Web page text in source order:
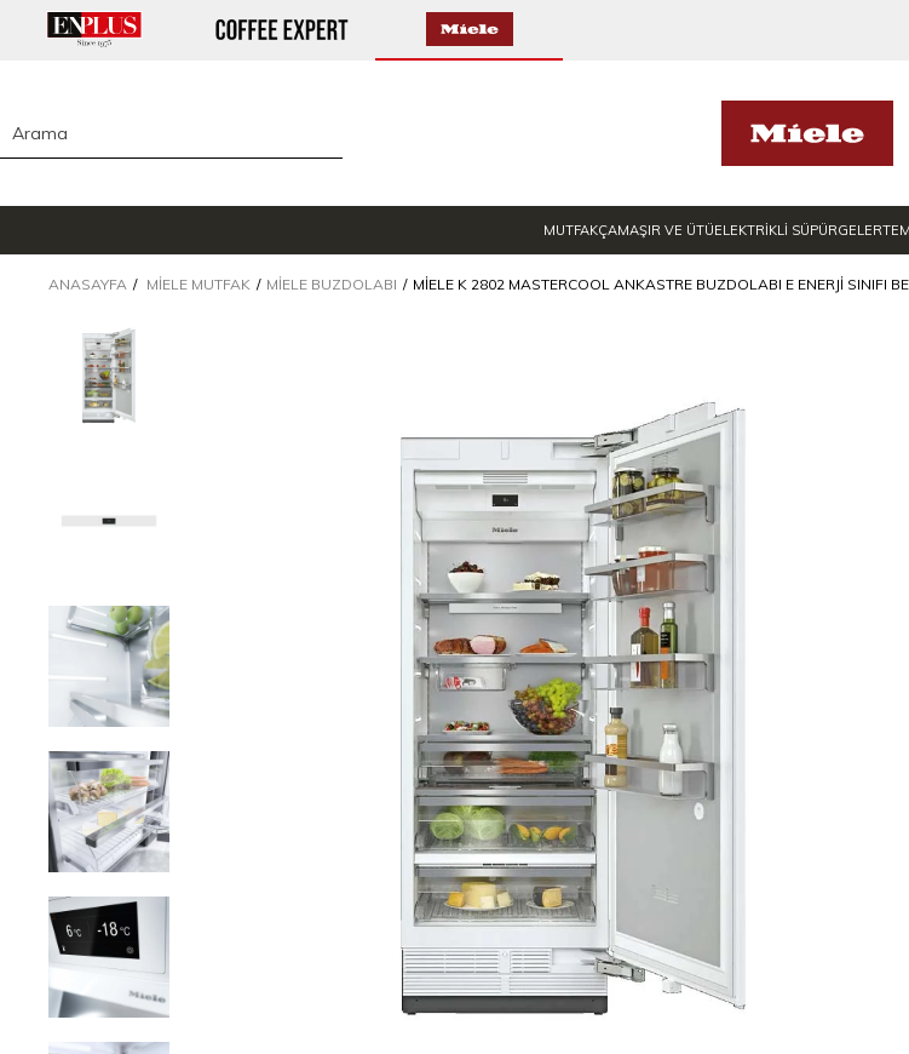
MUTFAKÇAMAŞIR VE ÜTÜELEKTRİKLİ SÜPÜRGELER
ANASAYFA MIELE MUTFAK MIELE BUZDOLABI MIELE K 2802 MASTERCOOL ANKASTRE BUZDOLABI E ENERJI SINIFI